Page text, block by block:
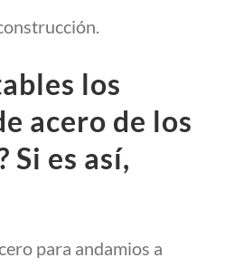
los
acero de los
Si es así,
para andamios a